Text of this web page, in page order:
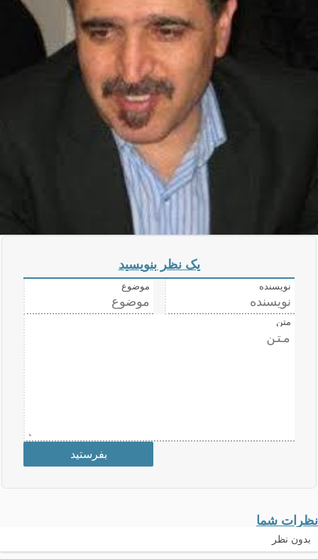
یک نظر بنویسید
نویسنده موضوع
متن
نظرات شما
بدون نظر